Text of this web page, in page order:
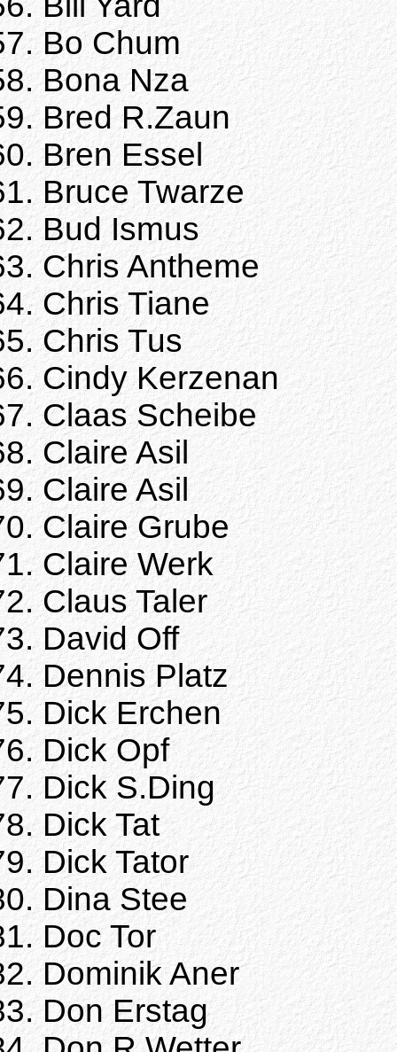
Bo Chum
Bona Nza
Bred R.Zaun
Bren Essel
Bruce Twarze
Bud Ismus
Chris Antheme
Chris Tiane
Chris Tus
Cindy Kerzenan
Claas Scheibe
Claire Asil
Claire Asil
Claire Grube
Claire Werk
Claus Taler
David Off
Dennis Platz
Dick Erchen
Dick Opf
Dick S.Ding
Dick Tat
Dick Tator
Dina Stee
Doc Tor
Dominik Aner
Don Erstag